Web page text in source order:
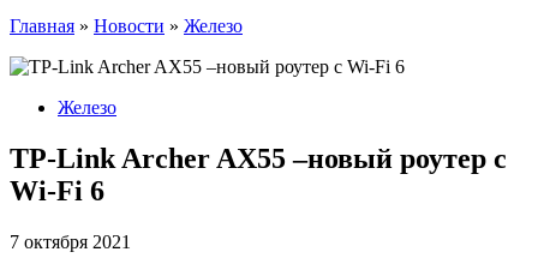
Главная » Новости » Железо
Железо
TP-Link Archer AX55 –новый роутер с
Wi-Fi 6
7 октября 2021